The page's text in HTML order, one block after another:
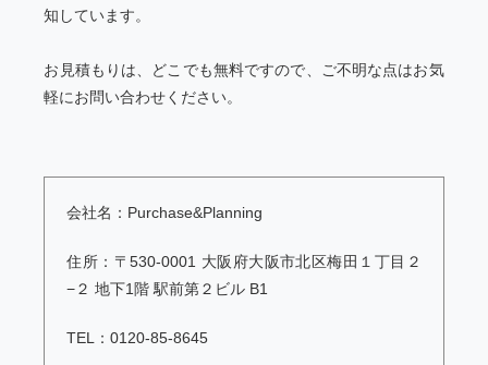
知しています。
お見積もりは、どこでも無料ですので、ご不明な点はお気
軽にお問い合わせください。
会社名：Purchase&Planning
住所：〒530-0001 大阪府大阪市北区梅田１丁目２
−２ 地下1階 駅前第２ビル B1
TEL：0120-85-8645